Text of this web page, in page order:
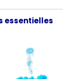
essentielles